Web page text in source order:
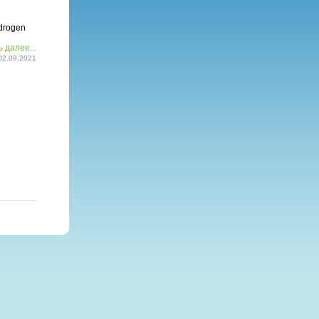
далее...